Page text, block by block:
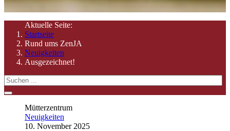
Aktuelle Seite:
Startseite
Rund ums ZenJA
Neuigkeiten
Ausgezeichnet!
Mütterzentrum
Neuigkeiten
10. November 2025